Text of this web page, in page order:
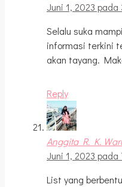
Juni 1, 2023 pada
Selalu suka
informasi terkini
akan tayang.
Reply
Anggita R. K.
Juni 1, 2023 pada
List yang